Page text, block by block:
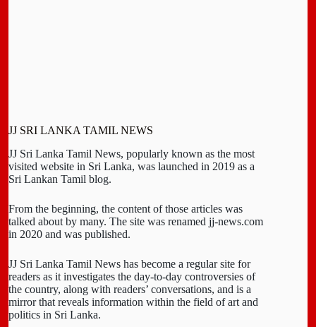
JJ SRI LANKA TAMIL NEWS
JJ Sri Lanka Tamil News, popularly known as the most
visited website in Sri Lanka, was launched in 2019 as a
Sri Lankan Tamil blog.
From the beginning, the content of those articles was
talked about by many. The site was renamed jj-news.com
in 2020 and was published.
JJ Sri Lanka Tamil News has become a regular site for
readers as it investigates the day-to-day controversies of
the country, along with readers’ conversations, and is a
mirror that reveals information within the field of art and
politics in Sri Lanka.